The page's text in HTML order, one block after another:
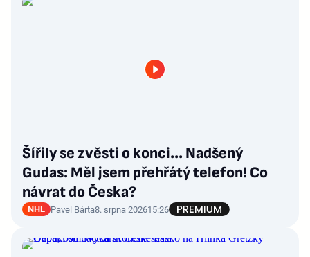
Šířily se zvěsti o konci... Nadšený
Gudas: Měl jsem přehřátý telefon! Co
návrat do Česka?
NHL Pavel Bárta8. srpna 202615:26